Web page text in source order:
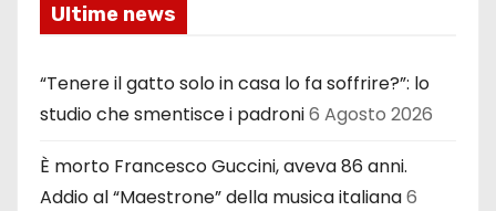
Ultime news
“Tenere il gatto solo in casa lo fa soffrire?”: lo
studio che smentisce i padroni6 Agosto 2026
È morto Francesco Guccini, aveva 86 anni.
Addio al “Maestrone” della musica italiana6